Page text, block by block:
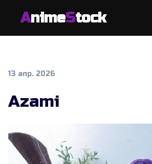
AnimeStock
13 апр. 2026
Azami